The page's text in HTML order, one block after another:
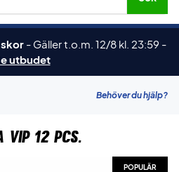
- Gäller t.o.m. 12/8 kl. 23:59 -
utbudet
Behöver du hjälp?
VIP 12 pcs.
POPULÄR